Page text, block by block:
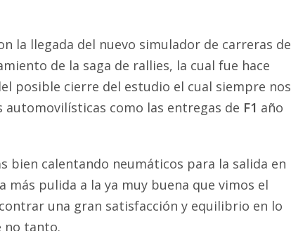
la llegada del nuevo simulador de carreras de
de la saga de rallies, la cual fue hace
posible cierre del estudio el cual siempre nos
automovilísticas como las entregas de F1 año
bien calentando neumáticos para la salida en
pulida a la ya muy buena que vimos el
una gran satisfacción y equilibrio en lo
no tanto.